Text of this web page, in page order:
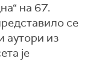
на 67.
се
аутори из
је